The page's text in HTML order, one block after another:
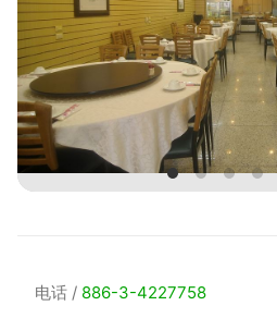
电话 886-3-4227758